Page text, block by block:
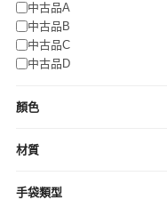
中古品A
中古品B
中古品C
中古品D
顏色
材質
手袋類型